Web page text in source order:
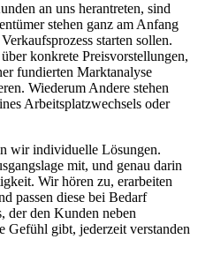
an uns herantreten, sind
stehen ganz am Anfang
starten sollen.
konkrete Preisvorstellungen,
fundierten Marktanalyse
Wiederum Andere stehen
Arbeitsplatzwechsels oder
wir individuelle Lösungen.
mit, und genau darin
Wir hören zu, erarbeiten
passen diese bei Bedarf
der den Kunden neben
Gefühl gibt, jederzeit verstanden